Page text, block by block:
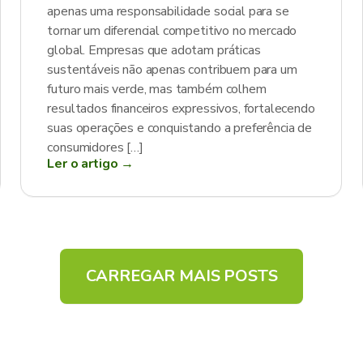
apenas uma responsabilidade social para se
tornar um diferencial competitivo no mercado
global. Empresas que adotam práticas
sustentáveis não apenas contribuem para um
futuro mais verde, mas também colhem
resultados financeiros expressivos, fortalecendo
suas operações e conquistando a preferência de
consumidores […]
Ler o artigo →
CARREGAR MAIS POSTS